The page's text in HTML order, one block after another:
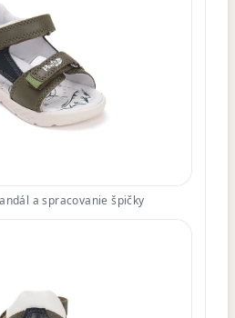
a spracovanie špičky